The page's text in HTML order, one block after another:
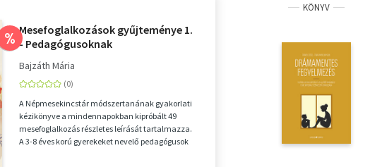
%
Mesefoglalkozások gyűjteménye 1.
- Pedagógusoknak
Bajzáth Mária
A Népmesekincstár módszertanának gyakorlati
kézikönyve a mindennapokban kipróbált 49
mesefoglalkozás részletes leírását tartalmazza.
A 3-8 éves korú gyerekeket nevelő pedagógusok
KÖNYV